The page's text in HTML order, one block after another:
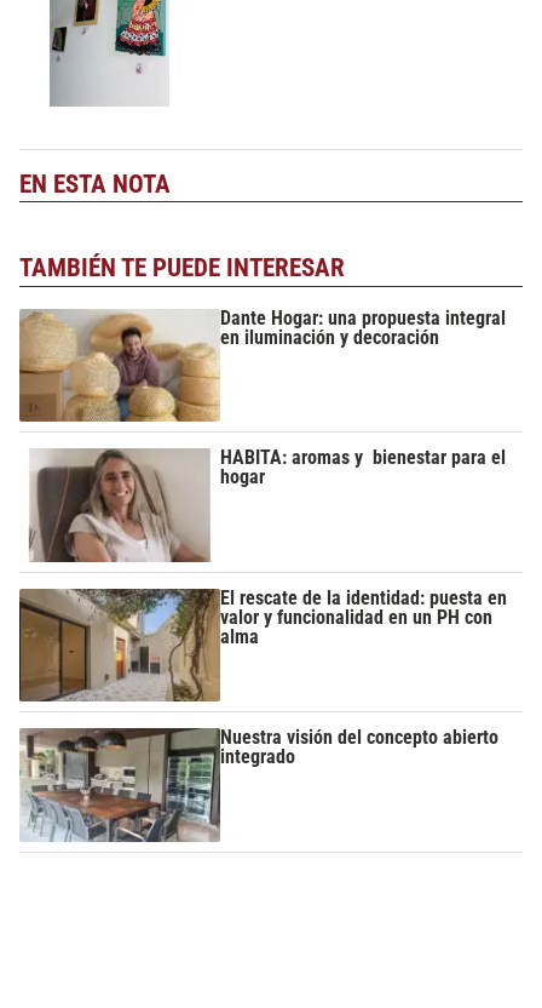
EN ESTA NOTA
TAMBIÉN TE PUEDE INTERESAR
Dante Hogar: una propuesta integral
en iluminación y decoración
HABITA: aromas y bienestar para el
hogar
El rescate de la identidad: puesta en
valor y funcionalidad en un PH con
alma
Nuestra visión del concepto abierto
integrado